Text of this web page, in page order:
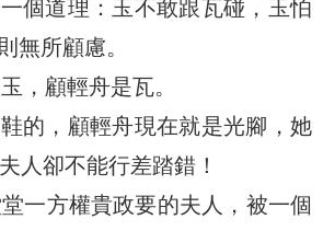
個道理：玉不敢跟瓦碰，玉怕
無所顧慮。
，顧輕舟是瓦。
的，顧輕舟現在就是光腳，她
人卻不能行差踏錯！
一方權貴政要的夫人，被一個